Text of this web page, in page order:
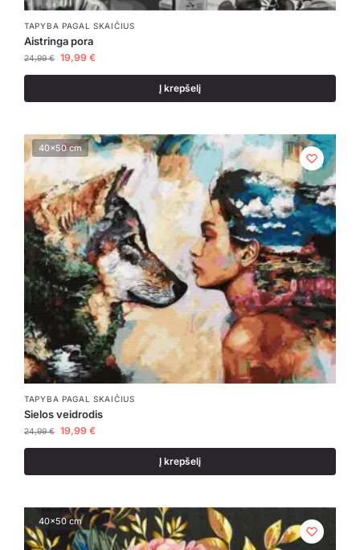
TAPYBA PAGAL SKAIČIUS
Aistringa pora
24,99€ 19,99 €
Į krepšelį
40x50 cm
TAPYBA PAGAL SKAIČIUS
Sielos veidrodis
24,99€ 19,99 €
Į krepšelį
40x50 cm